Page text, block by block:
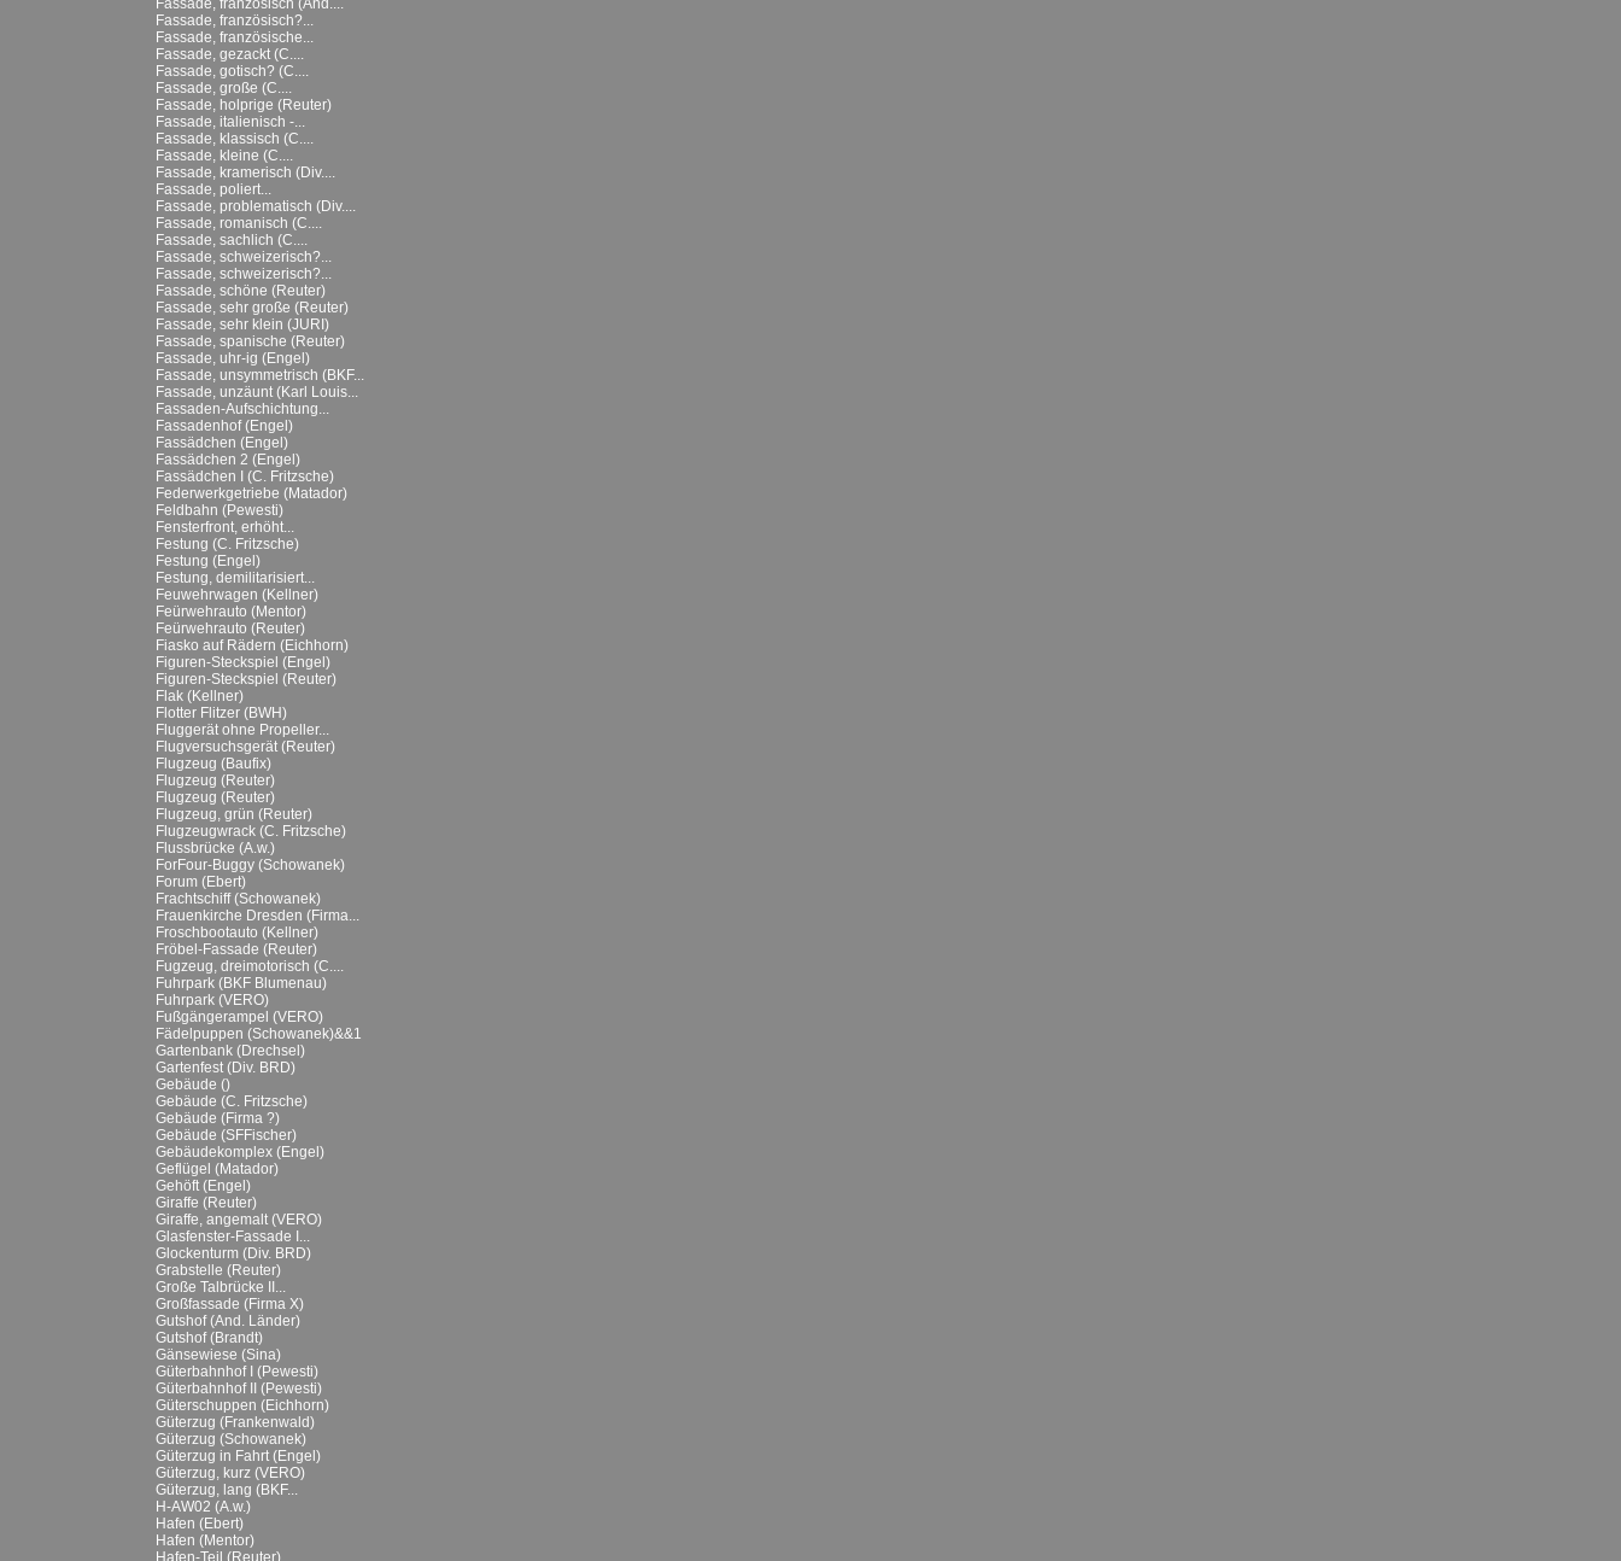
Fassade, französisch (And....
Fassade, französisch?...
Fassade, französische...
Fassade, gezackt (C....
Fassade, gotisch? (C....
Fassade, große (C....
Fassade, holprige (Reuter)
Fassade, italienisch -...
Fassade, klassisch (C....
Fassade, kleine (C....
Fassade, kramerisch (Div....
Fassade, poliert...
Fassade, problematisch (Div....
Fassade, romanisch (C....
Fassade, sachlich (C....
Fassade, schweizerisch?...
Fassade, schweizerisch?...
Fassade, schöne (Reuter)
Fassade, sehr große (Reuter)
Fassade, sehr klein (JURI)
Fassade, spanische (Reuter)
Fassade, uhr-ig (Engel)
Fassade, unsymmetrisch (BKF...
Fassade, unzäunt (Karl Louis...
Fassaden-Aufschichtung...
Fassadenhof (Engel)
Fassädchen (Engel)
Fassädchen 2 (Engel)
Fassädchen I (C. Fritzsche)
Federwerkgetriebe (Matador)
Feldbahn (Pewesti)
Fensterfront, erhöht...
Festung (C. Fritzsche)
Festung (Engel)
Festung, demilitarisiert...
Feuwehrwagen (Kellner)
Feürwehrauto (Mentor)
Feürwehrauto (Reuter)
Fiasko auf Rädern (Eichhorn)
Figuren-Steckspiel (Engel)
Figuren-Steckspiel (Reuter)
Flak (Kellner)
Flotter Flitzer (BWH)
Fluggerät ohne Propeller...
Flugversuchsgerät (Reuter)
Flugzeug (Baufix)
Flugzeug (Reuter)
Flugzeug (Reuter)
Flugzeug, grün (Reuter)
Flugzeugwrack (C. Fritzsche)
Flussbrücke (A.w.)
ForFour-Buggy (Schowanek)
Forum (Ebert)
Frachtschiff (Schowanek)
Frauenkirche Dresden (Firma...
Froschbootauto (Kellner)
Fröbel-Fassade (Reuter)
Fugzeug, dreimotorisch (C....
Fuhrpark (BKF Blumenau)
Fuhrpark (VERO)
Fußgängerampel (VERO)
Fädelpuppen (Schowanek)&&1
Gartenbank (Drechsel)
Gartenfest (Div. BRD)
Gebäude ()
Gebäude (C. Fritzsche)
Gebäude (Firma ?)
Gebäude (SFFischer)
Gebäudekomplex (Engel)
Geflügel (Matador)
Gehöft (Engel)
Giraffe (Reuter)
Giraffe, angemalt (VERO)
Glasfenster-Fassade I...
Glockenturm (Div. BRD)
Grabstelle (Reuter)
Große Talbrücke II...
Großfassade (Firma X)
Gutshof (And. Länder)
Gutshof (Brandt)
Gänsewiese (Sina)
Güterbahnhof I (Pewesti)
Güterbahnhof II (Pewesti)
Güterschuppen (Eichhorn)
Güterzug (Frankenwald)
Güterzug (Schowanek)
Güterzug in Fahrt (Engel)
Güterzug, kurz (VERO)
Güterzug, lang (BKF...
H-AW02 (A.w.)
Hafen (Ebert)
Hafen (Mentor)
Hafen-Teil (Reuter)